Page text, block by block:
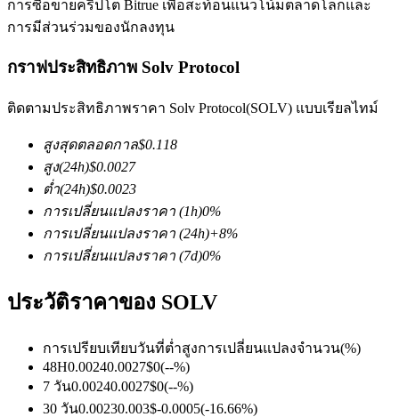
ฟิวเจอร์สสกุลเงินดิจิทัล
TradFi
อนุพันธ์ของหุ้น ฟอเร็กซ์ โลหะมีค่า และสินค้าโภคภัณฑ์
ฟิวเจอร์ส USDC
ฟิวเจอร์สที่ใช้ USDC เป็นหลักประกัน
การซื้อขายคริปโต Bitrue เพื่อสะท้อนแนวโน้มตลาดโลกและ
การมีส่วนร่วมของนักลงทุน
กราฟประสิทธิภาพ Solv Protocol
ติดตามประสิทธิภาพราคา Solv Protocol(SOLV) แบบเรียลไทม์
สูงสุดตลอดกาล$0.118
สูง(24h)$0.0027
ต่ำ(24h)$0.0023
การเปลี่ยนแปลงราคา (1h)0%
การเปลี่ยนแปลงราคา (24h)+8%
การเปลี่ยนแปลงราคา (7d)0%
ประวัติราคาของ SOLV
การเปรียบเทียบวันที่ต่ำสูงการเปลี่ยนแปลงจำนวน(%)
48H0.00240.0027$0(--%)
7 วัน0.00240.0027$0(--%)
30 วัน0.00230.003$-0.0005(-16.66%)